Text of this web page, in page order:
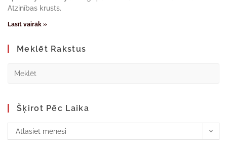
Atzinības krusts.
Lasīt vairāk »
Meklēt Rakstus
Šķirot Pēc Laika
Atlasiet mēnesi